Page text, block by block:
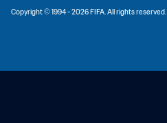
Copyright © 1994 - 2026 FIFA. All rights reserved.